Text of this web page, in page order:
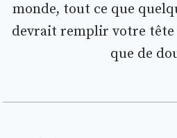
monde, tout ce que
devrait remplir votre
que de